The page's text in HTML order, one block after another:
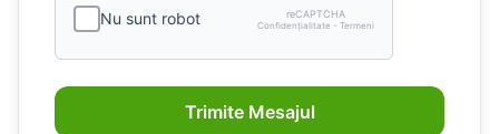
Nu sunt robot reCAPTCHA
Confidențialitate - Termeni
Trimite Mesajul